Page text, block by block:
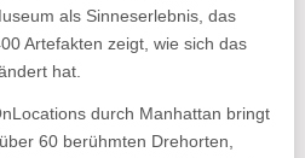
als Sinneserlebnis, das
Artefakten zeigt, wie sich das
hat.
durch Manhattan bringt
60 berühmten Drehorten,